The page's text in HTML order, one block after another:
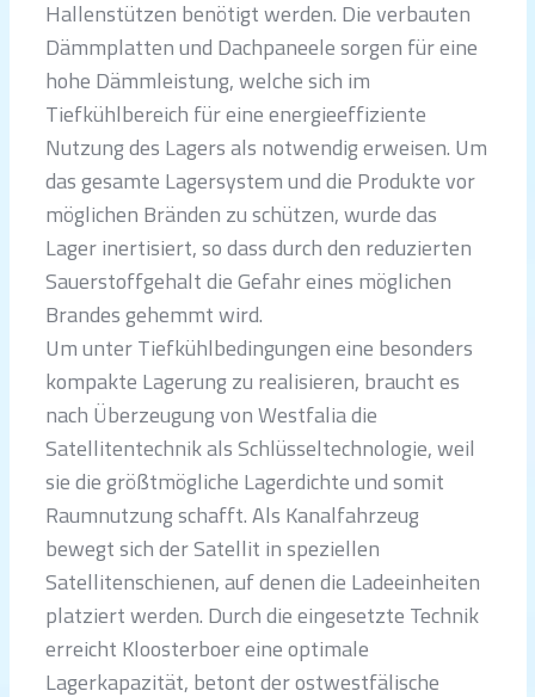
Hallenstützen benötigt werden. Die verbauten
Dämmplatten und Dachpaneele sorgen für eine
hohe Dämmleistung, welche sich im
Tiefkühlbereich für eine energieeffiziente
Nutzung des Lagers als notwendig erweisen. Um
das gesamte Lagersystem und die Produkte vor
möglichen Bränden zu schützen, wurde das
Lager inertisiert, so dass durch den reduzierten
Sauerstoffgehalt die Gefahr eines möglichen
Brandes gehemmt wird.
Um unter Tiefkühlbedingungen eine besonders
kompakte Lagerung zu realisieren, braucht es
nach Überzeugung von Westfalia die
Satellitentechnik als Schlüsseltechnologie, weil
sie die größtmögliche Lagerdichte und somit
Raumnutzung schafft. Als Kanalfahrzeug
bewegt sich der Satellit in speziellen
Satellitenschienen, auf denen die Ladeeinheiten
platziert werden. Durch die eingesetzte Technik
erreicht Kloosterboer eine optimale
Lagerkapazität, betont der ostwestfälische